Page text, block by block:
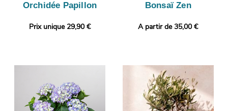
Orchidée Papillon
Prix unique 29,90 €
Bonsaï Zen
A partir de 35,00 €